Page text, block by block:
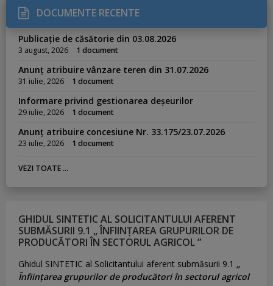
DOCUMENTE RECENTE
Publicație de căsătorie din 03.08.2026
3 august, 2026 1 document
Anunț atribuire vânzare teren din 31.07.2026
31 iulie, 2026 1 document
Informare privind gestionarea deșeurilor
29 iulie, 2026 1 document
Anunț atribuire concesiune Nr. 33.175/23.07.2026
23 iulie, 2026 1 document
VEZI TOATE ...
GHIDUL SINTETIC AL SOLICITANTULUI AFERENT
SUBMĂSURII 9.1 „ ÎNFIINȚAREA GRUPURILOR DE
PRODUCĂTORI ÎN SECTORUL AGRICOL ”
Ghidul SINTETIC al Solicitantului aferent submăsurii 9.1 „
Înființarea grupurilor de producători în sectorul agricol